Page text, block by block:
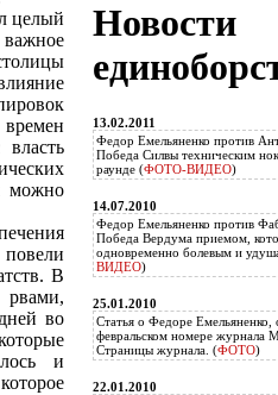
целый
можно
В
во
и
Новости
13.02.2011
Федор Емельяненко против
Победа Силвы техническим
раунде (ФОТО-ВИДЕО)
14.07.2010
Федор Емельяненко против
Победа Вердума приемом,
одновременно болевым и
ВИДЕО)
25.01.2010
Статья о Федоре Емельяненко,
февральском номере журнала
Страницы журнала. (ФОТО)
22.01.2010